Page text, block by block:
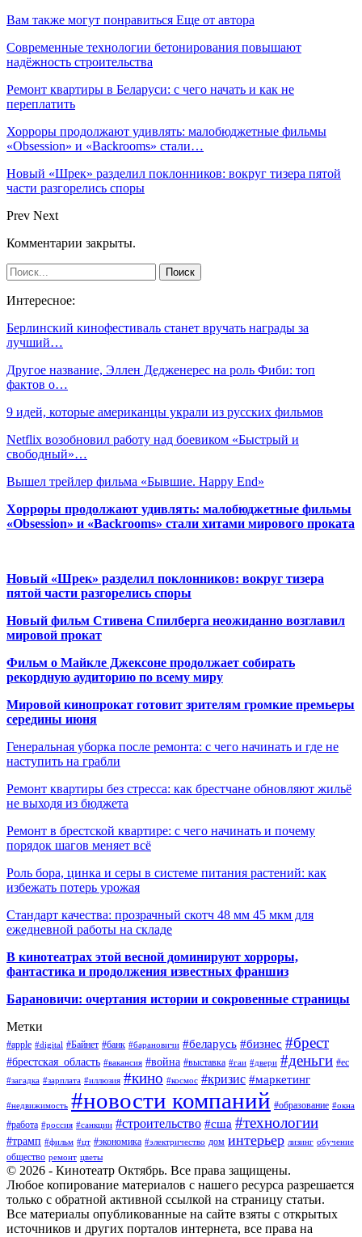
Вам также могут понравиться Еще от автора
Современные технологии бетонирования повышают
надёжность строительства
Ремонт квартиры в Беларуси: с чего начать и как не
переплатить
Хорроры продолжают удивлять: малобюджетные фильмы
«Obsession» и «Backrooms» стали…
Новый «Шрек» разделил поклонников: вокруг тизера пятой
части разгорелись споры
Prev Next
Комментарии закрыты.
Интересное:
Берлинский кинофестиваль станет вручать награды за
лучший…
Другое название, Эллен Дедженерес на роль Фиби: топ
фактов о…
9 идей, которые американцы украли из русских фильмов
Netflix возобновил работу над боевиком «Быстрый и
свободный»…
Вышел трейлер фильма «Бывшие. Happy End»
Хорроры продолжают удивлять: малобюджетные фильмы
«Obsession» и «Backrooms» стали хитами мирового проката
Новый «Шрек» разделил поклонников: вокруг тизера
пятой части разгорелись споры
Новый фильм Стивена Спилберга неожиданно возглавил
мировой прокат
Фильм о Майкле Джексоне продолжает собирать
рекордную аудиторию по всему миру
Мировой кинопрокат готовит зрителям громкие премьеры
середины июня
Генеральная уборка после ремонта: с чего начинать и где не
наступить на грабли
Ремонт квартиры без стресса: как брестчане обновляют жильё
не выходя из бюджета
Ремонт в брестской квартире: с чего начинать и почему
порядок шагов меняет всё
Роль бора, цинка и серы в системе питания растений: как
избежать потерь урожая
Стандарт качества: прозрачный скотч 48 мм 45 мкм для
ежедневной работы на складе
В кинотеатрах этой весной доминируют хорроры,
фантастика и продолжения известных франшиз
Барановичи: очертания истории и сокровенные страницы
Метки
#apple #digital #Байнет #банк #барановичи #беларусь #бизнес #брест
#брестская_область #вакансия #война #выставка #гаи #двери #деньги #ес
#загадка #зарплата #иллюзия #кино #космос #кризис #маркетинг
#недвижимость #новости компаний #образование #окна
#работа #россия #санкции #строительство #сша #технологии
#трамп #фильм #цт #экономика #электричество дом интерьер лизинг обучение
общество ремонт цветы
© 2026 - Кинотеатр Октябрь. Все права защищены.
Любое копирование материалов с нашего ресурса разрешается
только с обратной активной ссылкой на страницу статьи.
Все материалы опубликованные на сайте взяты с открытых
источников и других порталов интернета, все права на